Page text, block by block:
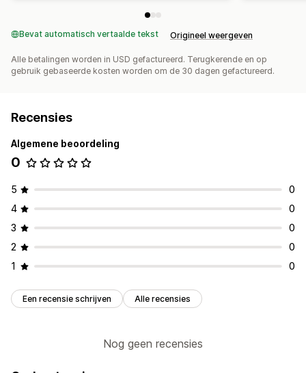
Bevat automatisch vertaalde tekst Origineel weergeven
Alle betalingen worden in USD gefactureerd. Terugkerende en op
gebruik gebaseerde kosten worden om de 30 dagen gefactureerd.
Recensies
Algemene beoordeling
0
5
0
4
0
3
0
2
0
1
0
Een recensie schrijven Alle recensies
Nog geen recensies